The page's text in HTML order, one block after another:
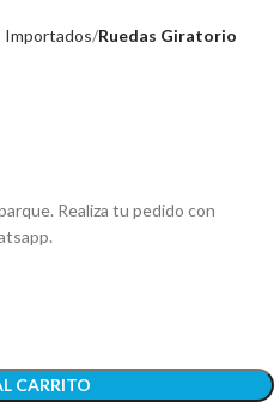
Importados Ruedas Giratorio
Realiza tu pedido con
CARRITO